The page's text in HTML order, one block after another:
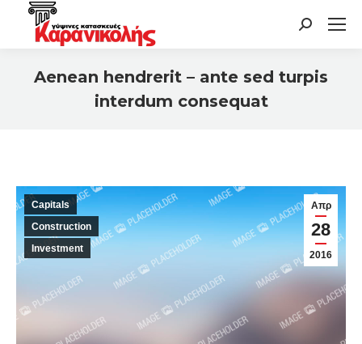
Search:
Aenean hendrerit – ante sed turpis
interdum consequat
Απρ
28
2016
Capitals
Construction
Investment